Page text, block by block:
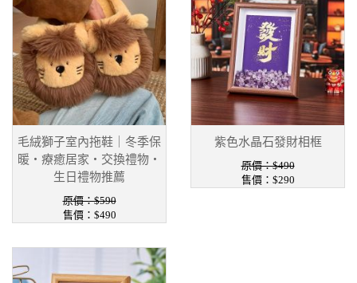
毛絨獅子室內拖鞋｜冬季保
暖・療癒居家・交換禮物・
生日禮物推薦
原價：$590
售價：$490
紫色水晶石發財相框
原價：$490
售價：$290